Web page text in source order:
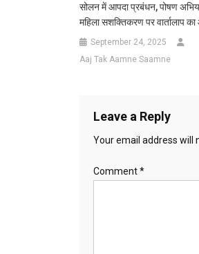
सोलन में आपदा प्रबंधन, पोषण
महिला सशक्तिकरण पर वार्तालाप
September 24, 2025
Aaj Tak Aamne Saamne
Leave a Reply
Your email address will
Comment*